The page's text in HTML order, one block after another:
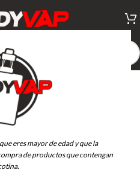
eres mayor de edad y que la
de productos que contengan